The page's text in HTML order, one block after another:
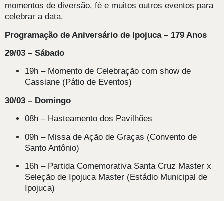
momentos de diversão, fé e muitos outros eventos para
celebrar a data.
Programação de Aniversário de Ipojuca – 179 Anos
29/03 – Sábado
19h – Momento de Celebração com show de
Cassiane (Pátio de Eventos)
30/03 – Domingo
08h – Hasteamento dos Pavilhões
09h – Missa de Ação de Graças (Convento de
Santo Antônio)
16h – Partida Comemorativa Santa Cruz Master x
Seleção de Ipojuca Master (Estádio Municipal de
Ipojuca)